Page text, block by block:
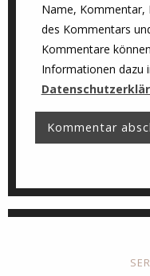
Name, Kommentar,
des Kommentars
Kommentare
Informationen dazu